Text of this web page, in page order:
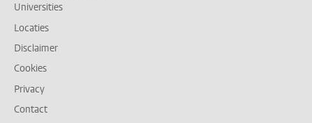
Universities
Locaties
Disclaimer
Cookies
Privacy
Contact